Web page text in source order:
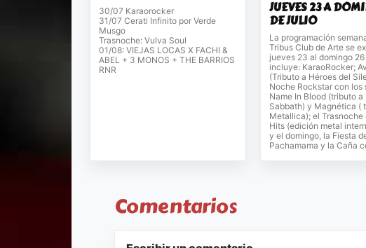
30/07 Karaorocker
31/07 Cerati Infinito por Verde
Musgo
Trasnoche: Vulva Soul
01/08: VIEJAS LOCAS X FACHI &
ABEL + 3 MONOS + THE BARRIOS
RNR
JUEVES 23 A
DE JULIO
La programación
Tribus Club de Arte se
jueves 23 al domingo
incluye: KaraoRocker;
(Tributo a Héroes del
Noche Rockstar con los
Name In Blood (tributo a
Sabbath) y Magnética (
Metallica); el Trasnoche
Hits (edición metal
y el domingo, la Fiesta
Pachamama y la Caña
Comentarios